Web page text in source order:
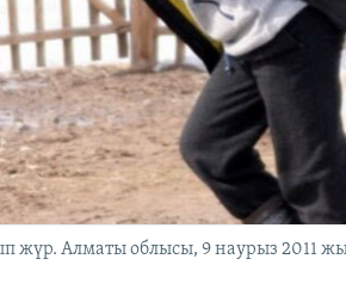
жүр. Алматы облысы, 9 наурыз 2011